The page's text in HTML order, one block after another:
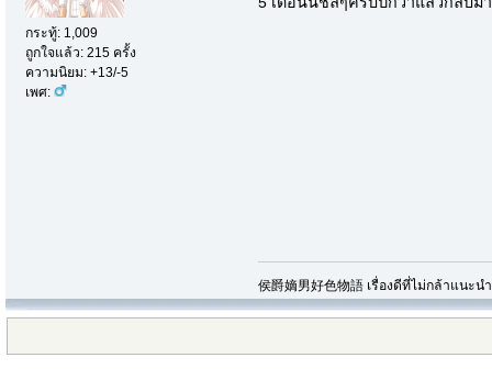
กระทู้: 1,009
ถูกใจแล้ว: 215 ครั้ง
ความนิยม: +13/-5
เพศ:
侯爵嫡男好色物語 เรื่องดีที่ไม่กล้าแนะน